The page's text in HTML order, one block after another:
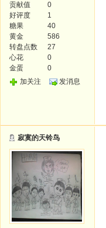
贡献值
0
好评度
1
糖果
40
黄金
586
转盘点数
27
心花
0
金蛋
0
加关注
发消息
寂寞的天铃鸟